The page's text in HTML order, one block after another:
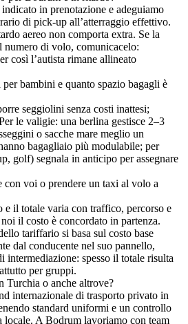
in prenotazione e adeguiamo
di pick-up all’atterraggio effettivo.
aereo non comporta extra. Se la
numero di volo, comunicacelo:
così l’autista rimane allineato
bambini e quanto spazio bagagli è
seggiolini senza costi inattesi;
le valigie: una berlina gestisce 2–3
o sacche mare meglio un
bagagliaio più modulabile; per
golf) segnala in anticipo per assegnare
con voi o prendere un taxi al volo a
e il totale varia con traffico, percorso e
il costo è concordato in partenza.
tariffario si basa sul costo base
dal conducente nel suo pannello,
intermediazione: spesso il totale risulta
per gruppi.
Turchia o anche altrove?
internazionale di trasporto privato in
standard uniformi e un controllo
locale. A Bodrum lavoriamo con team